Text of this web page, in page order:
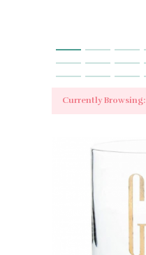
Currently Browsing: